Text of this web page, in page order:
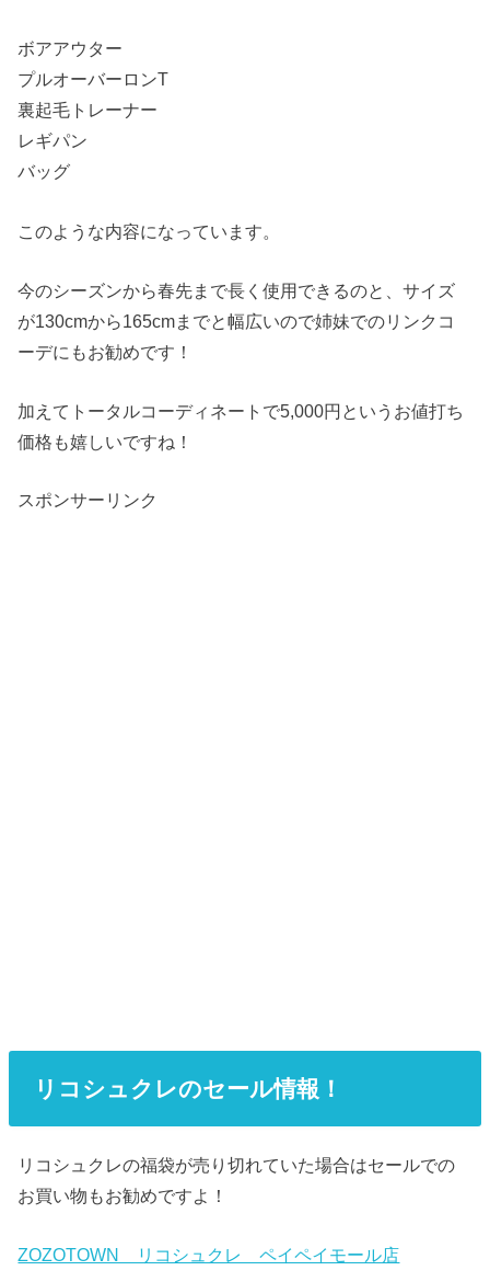
ボアアウター
プルオーバーロンT
裏起毛トレーナー
レギパン
バッグ
このような内容になっています。
今のシーズンから春先まで長く使用できるのと、サイズ
が130cmから165cmまでと幅広いので姉妹でのリンクコ
ーデにもお勧めです！
加えてトータルコーディネートで5,000円というお値打ち
価格も嬉しいですね！
スポンサーリンク
リコシュクレのセール情報！
リコシュクレの福袋が売り切れていた場合はセールでの
お買い物もお勧めですよ！
ZOZOTOWN リコシュクレ ペイペイモール店